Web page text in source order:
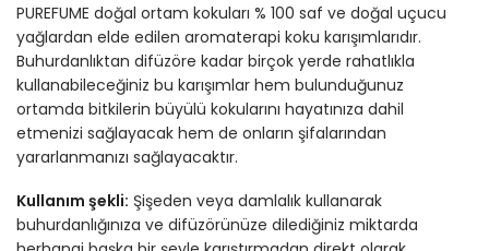
PUREFUME doğal ortam kokuları % 100 saf ve doğal uçucu
yağlardan elde edilen aromaterapi koku karışımlarıdır.
Buhurdanlıktan difüzöre kadar birçok yerde rahatlıkla
kullanabileceğiniz bu karışımlar hem bulunduğunuz
ortamda bitkilerin büyülü kokularını hayatınıza dahil
etmenizi sağlayacak hem de onların şifalarından
yararlanmanızı sağlayacaktır.
Kullanım şekli: Şişeden veya damlalık kullanarak
buhurdanlığınıza ve difüzörünüze dilediğiniz miktarda